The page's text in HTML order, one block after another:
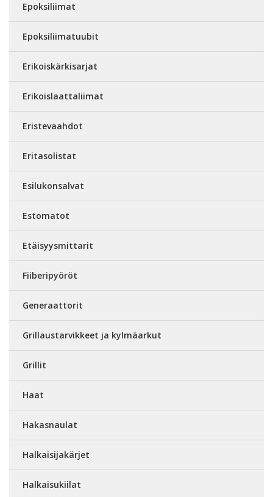
Epoksiliimat
Epoksiliimatuubit
Erikoiskärkisarjat
Erikoislaattaliimat
Eristevaahdot
Eritasolistat
Esilukonsalvat
Estomatot
Etäisyysmittarit
Fiiberipyöröt
Generaattorit
Grillaustarvikkeet ja kylmäarkut
Grillit
Haat
Hakasnaulat
Halkaisijakärjet
Halkaisukiilat